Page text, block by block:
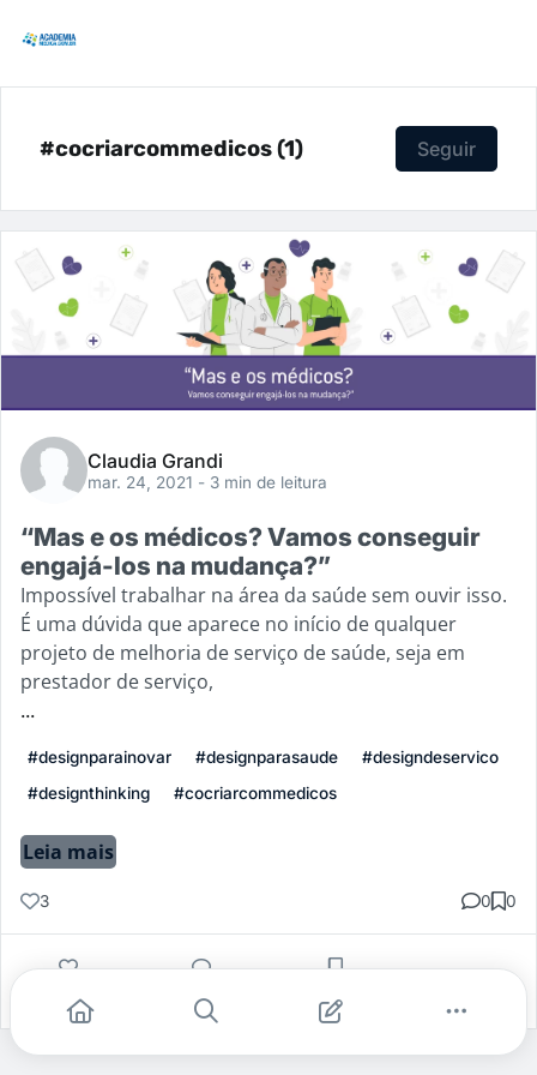
#cocriarcommedicos (1) Seguir
Claudia Grandi
mar. 24, 2021 - 3 min de leitura
“Mas e os médicos? Vamos conseguir
engajá-los na mudança?”
Impossível trabalhar na área da saúde sem ouvir isso.
É uma dúvida que aparece no início de qualquer
projeto de melhoria de serviço de saúde, seja em
prestador de serviço,
...
#designparainovar #designparasaude
#designdeservico
#designthinking
#cocriarcommedicos
Leia mais
3 0 0
Gostei Comentar Salvar